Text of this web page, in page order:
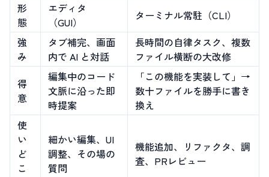
形
態
エディタ
（GUI）
ターミナル常駐（CLI）
強
み
タブ補完、画面
内で AI と対話
長時間の自律タスク、複数
ファイル横断の大改修
得
意
編集中のコード
文脈に沿った即
時提案
「この機能を実装して」→
数十ファイルを勝手に書き
換え
使
い
ど
こ
細かい編集、UI
調整、その場の
質問
機能追加、リファクタ、調
査、PRレビュー